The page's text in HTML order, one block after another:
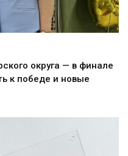
округа — в финале
к победе и новые